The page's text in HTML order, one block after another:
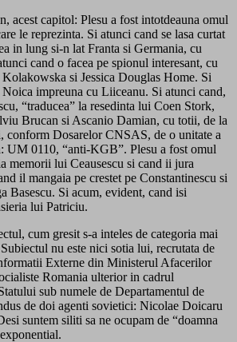
acest capitol: Plesu a fost intotdeauna omul
le reprezinta. Si atunci cand se lasa curtat
in lung si-n lat Franta si Germania, cu
cand o facea pe spionul interesant, cu
si Jessica Douglas Home. Si
impreuna cu Liiceanu. Si atunci cand,
“traducea” la resedinta lui Coen Stork,
Brucan si Ascanio Damian, cu totii, de la
conform Dosarelor CNSAS, de o unitate a
UM 0110, “anti-KGB”. Plesu a fost omul
memorii lui Ceausescu si cand ii jura
il mangaia pe crestet pe Constantinescu si
Basescu. Si acum, evident, cand isi
lui Patriciu.
cum gresit s-a inteles de categoria mai
nu este nici sotia lui, recrutata de
Externe din Ministerul Afacerilor
Romania ulterior in cadrul
sub numele de Departamentul de
de doi agenti sovietici: Nicolae Doicaru
suntem siliti sa ne ocupam de “doamna